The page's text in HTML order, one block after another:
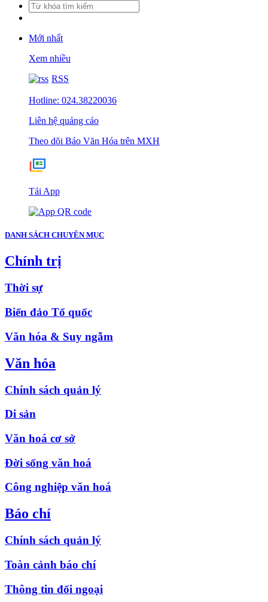
Mới nhất
Xem nhiều
RSS
Hotline: 024.38220036
Liên hệ quảng cáo
Theo dõi Báo Văn Hóa trên MXH
Tải App
DANH SÁCH CHUYÊN MỤC
Chính trị
Thời sự
Biển đảo Tổ quốc
Văn hóa & Suy ngẫm
Văn hóa
Chính sách quản lý
Di sản
Văn hoá cơ sở
Đời sống văn hoá
Công nghiệp văn hoá
Báo chí
Chính sách quản lý
Toàn cảnh báo chí
Thông tin đối ngoại